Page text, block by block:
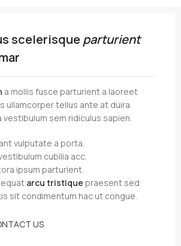
scelerisqueparturient
a mollis fusce parturient a laoreet
ullamcorper tellus ante at duira
vestibulum sem ridiculus sapien.
vulputate a porta.
cubilia acc.
ipsum parturient.
arcu tristique praesent sed
sit condimentum hac ut congue.
US